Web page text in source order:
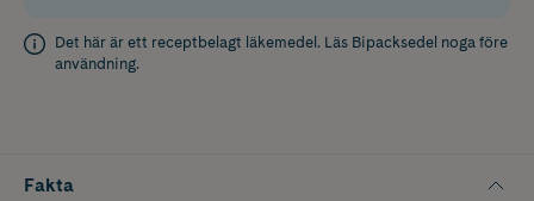
Det här är ett receptbelagt läkemedel. Läs Bipacksedel noga före
användning.
Fakta